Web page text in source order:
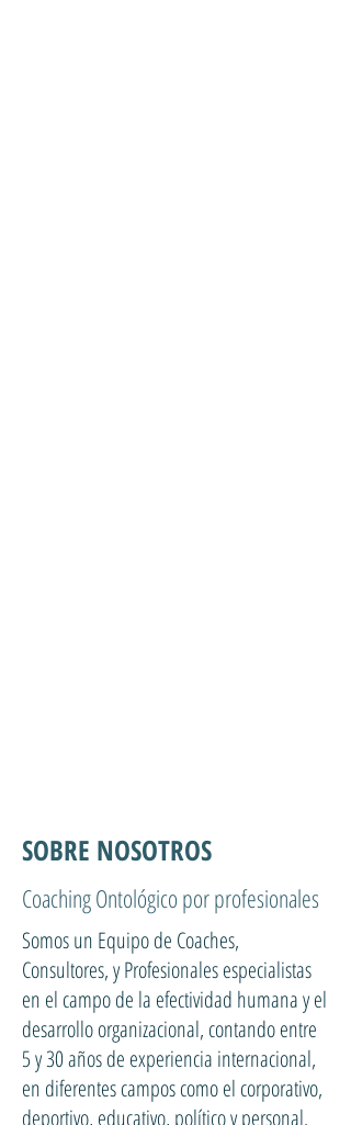
SOBRE NOSOTROS
Coaching Ontológico por profesionales
Somos un Equipo de Coaches,
Consultores, y Profesionales especialistas
en el campo de la efectividad humana y el
desarrollo organizacional, contando entre
5 y 30 años de experiencia internacional,
en diferentes campos como el corporativo,
deportivo, educativo, político y personal.